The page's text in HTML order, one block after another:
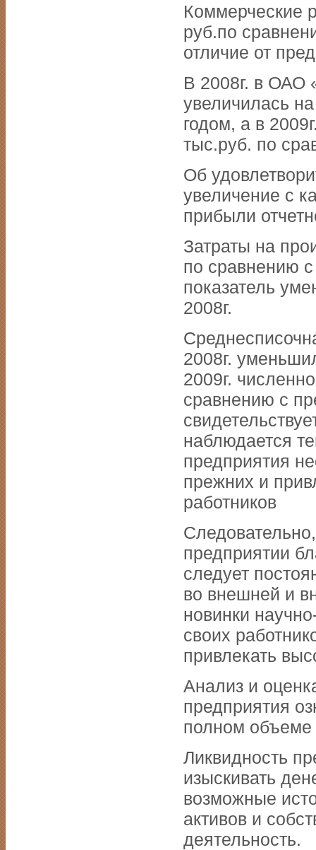
Коммерческие
руб.по
отличие от
В 2008г. в ОАО
увеличилась
годом, а в
тыс.руб. по
Об
увеличение с
прибыли
Затраты на
по сравнению
показатель
2008г.
2008г.
2009г.
сравнению с
наблюдается
предприятия
прежних и
работников
предприятии
следует
во внешней и
новинки
своих
привлекать
Анализ и
предприятия
полном объеме
Ликвидность
изыскивать
возможные
активов и
деятельность.